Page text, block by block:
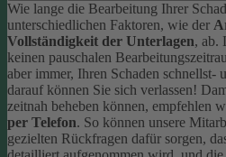
Wie lange die Bearbeitung Ihrer
unterschiedlichen Faktoren, wie der
Vollständigkeit der Unterlagen, ab.
keinen pauschalen
aber immer, Ihren Schaden schnellst-
darauf können Sie sich verlassen!
zeitnah beheben können, empfehlen
per Telefon. So können unsere
gezielten Rückfragen dafür sorgen,